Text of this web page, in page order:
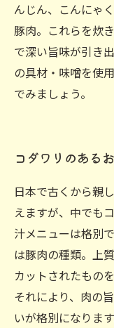
んじん、こんにゃ
豚肉。これらを炊
で深い旨味が引き
の具材・味噌を使
でみましょう。
コダワリのある
日本で古くから親
えますが、中でも
汁メニューは格別
は豚肉の種類。上
カットされたもの
それにより、肉の
いが格別になりま